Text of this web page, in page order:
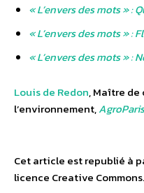
« L’envers des mots » :
« L’envers des mots » :
« L’envers des mots » :
Louis de Redon, Maître de
l’environnement,
Cet article est republié à
licence Creative